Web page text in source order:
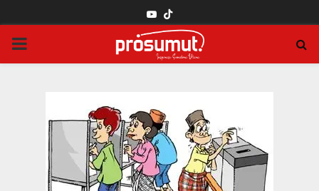
YOUTUBE
PRIMARY